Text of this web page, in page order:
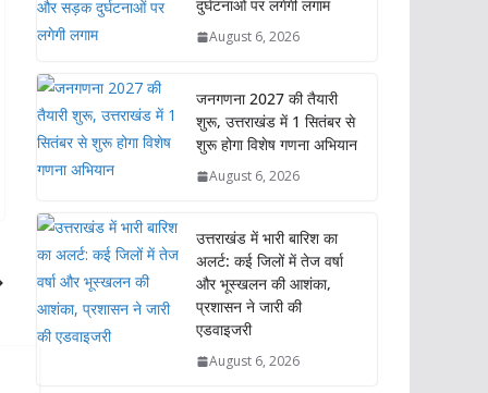
दुर्घटनाओं पर लगेगी लगाम
August 6, 2026
जनगणना 2027 की तैयारी
शुरू, उत्तराखंड में 1 सितंबर से
शुरू होगा विशेष गणना अभियान
August 6, 2026
उत्तराखंड में भारी बारिश का
अलर्ट: कई जिलों में तेज वर्षा
और भूस्खलन की आशंका,
प्रशासन ने जारी की
एडवाइजरी
August 6, 2026